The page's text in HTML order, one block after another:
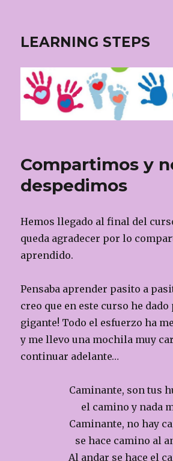
LEARNING STEPS
Compartimos y
despedimos
Hemos llegado al final del
queda agradecer por lo
aprendido.
Pensaba aprender pasito a
creo que en este curso he dado
gigante! Todo el esfuerzo ha
y me llevo una mochila muy
continuar adelante…
Caminante, son tus
el camino y nada
Caminante, no hay
se hace camino al
Al andar se hace el